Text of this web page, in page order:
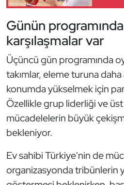
Günün
karşılaşmalar var
Üçüncü gün programında
takımlar, eleme turuna daha
konumda yükselmek için
Özellikle grup liderliği ve üst
mücadelelerin büyük
bekleniyor.
Ev sahibi Türkiye'nin de
organizasyonda tribünlerin
Karate
Kayak
Kempo
Kick Boks
Kürek
Masa Tenisi
Modern Pentatlon